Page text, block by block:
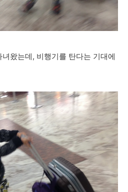
왔는데, 비행기를 탄다는 기대에